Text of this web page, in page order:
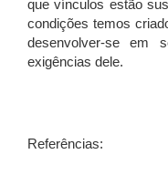
que vínculos estão
condições temos
desenvolver-se em
exigências dele.
Referências: